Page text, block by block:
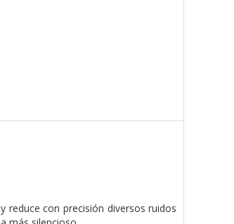
reduce con precisión diversos ruidos